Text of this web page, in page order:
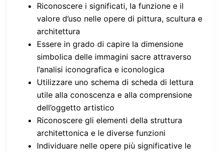
Riconoscere i significati, la funzione e il
valore d’uso nelle opere di pittura, scultura e
architettura
Essere in grado di capire la dimensione
simbolica delle immagini sacre attraverso
l’analisi iconografica e iconologica
Utilizzare uno schema di scheda di lettura
utile alla conoscenza e alla comprensione
dell’oggetto artistico
Riconoscere gli elementi della struttura
architettonica e le diverse funzioni
Individuare nelle opere più significative le